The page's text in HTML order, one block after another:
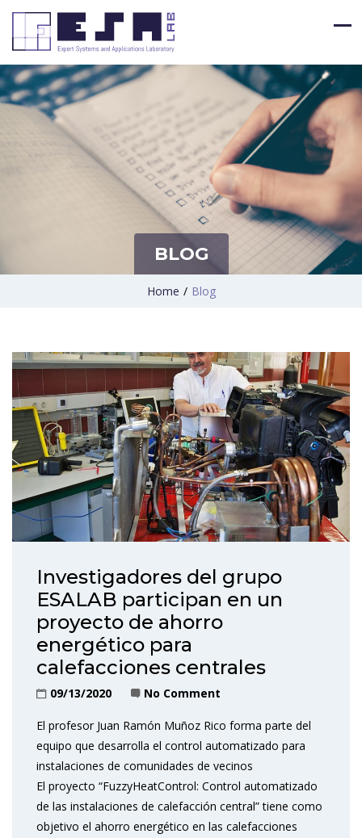
BLOG
Home / Blog
Investigadores del grupo
ESALAB participan en un
proyecto de ahorro
energético para
calefacciones centrales
09/13/2020 No Comment
El profesor Juan Ramón Muñoz Rico forma parte del
equipo que desarrolla el control automatizado para
instalaciones de comunidades de vecinos
El proyecto “FuzzyHeatControl: Control automatizado
de las instalaciones de calefacción central” tiene como
objetivo el ahorro energético en las calefacciones